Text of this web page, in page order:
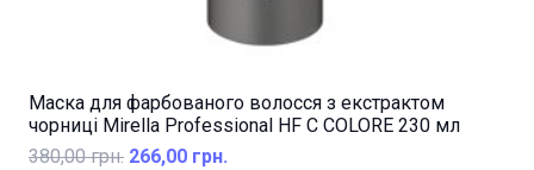
Маска для фарбованого волосся з екстрактом
чорниці Mirella Professional HF C COLORE 230 мл
380,00грн. Оригінальна
266,00 грн.